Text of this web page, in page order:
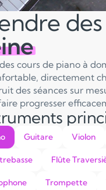
cours de piano à
directement
des séances sur
progresser
Guitare Violon
Flûte
Trompette